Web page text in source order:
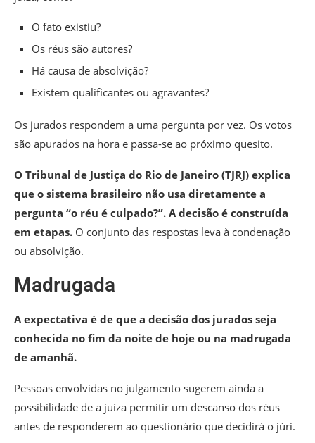
O fato existiu?
Os réus são autores?
Há causa de absolvição?
Existem qualificantes ou agravantes?
Os jurados respondem a uma pergunta por vez. Os votos
são apurados na hora e passa-se ao próximo quesito.
O Tribunal de Justiça do Rio de Janeiro (TJRJ) explica
que o sistema brasileiro não usa diretamente a
pergunta “o réu é culpado?”. A decisão é construída
em etapas. O conjunto das respostas leva à condenação
ou absolvição.
Madrugada
A expectativa é de que a decisão dos jurados seja
conhecida no fim da noite de hoje ou na madrugada
de amanhã.
Pessoas envolvidas no julgamento sugerem ainda a
possibilidade de a juíza permitir um descanso dos réus
antes de responderem ao questionário que decidirá o júri.